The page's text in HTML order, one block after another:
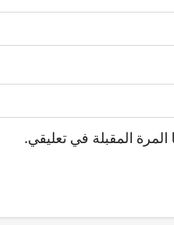
المقبلة في تعليقي.